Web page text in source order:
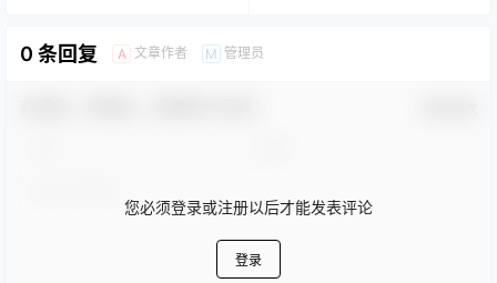
0 条回复 A 文章作者 M 管理员
您必须登录或注册以后才能发表评论
登录